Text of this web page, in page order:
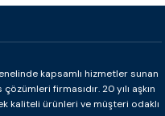
kapsamlı hizmetler sunan
firmasıdır. 20 yılı aşkın
kaliteli ürünleri ve müşteri odaklı